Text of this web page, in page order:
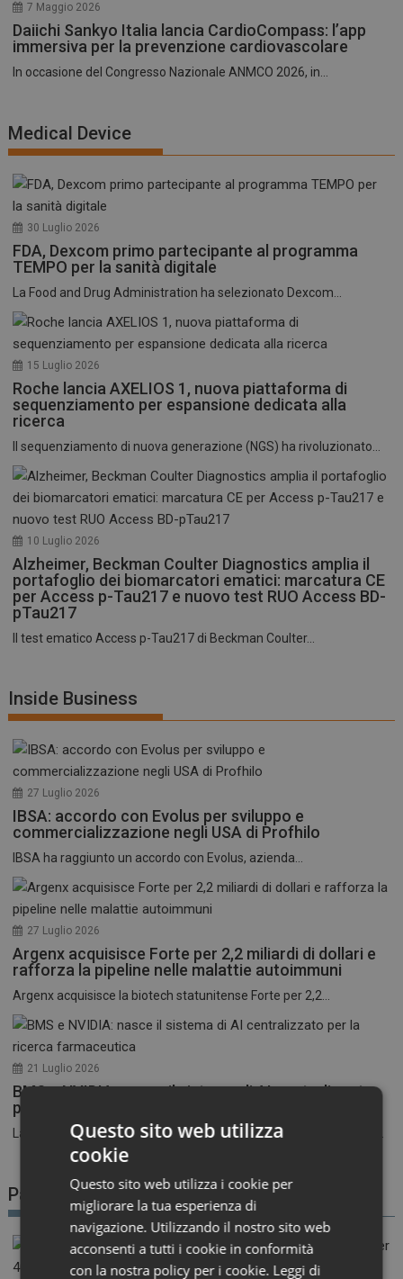
7 Maggio 2026
Daiichi Sankyo Italia lancia CardioCompass: l’app
immersiva per la prevenzione cardiovascolare
In occasione del Congresso Nazionale ANMCO 2026, in...
Medical Device
30 Luglio 2026
FDA, Dexcom primo partecipante al programma
TEMPO per la sanità digitale
La Food and Drug Administration ha selezionato Dexcom...
15 Luglio 2026
Roche lancia AXELIOS 1, nuova piattaforma di
sequenziamento per espansione dedicata alla
ricerca
Il sequenziamento di nuova generazione (NGS) ha rivoluzionato...
10 Luglio 2026
Alzheimer, Beckman Coulter Diagnostics amplia il
portafoglio dei biomarcatori ematici: marcatura CE
per Access p-Tau217 e nuovo test RUO Access BD-
pTau217
Il test ematico Access p-Tau217 di Beckman Coulter...
Inside Business
27 Luglio 2026
IBSA: accordo con Evolus per sviluppo e
commercializzazione negli USA di Profhilo
IBSA ha raggiunto un accordo con Evolus, azienda...
27 Luglio 2026
Argenx acquisisce Forte per 2,2 miliardi di dollari e
rafforza la pipeline nelle malattie autoimmuni
Argenx acquisisce la biotech statunitense Forte per 2,2...
21 Luglio 2026
BMS e NVIDIA: nasce il sistema di AI centralizzato
per la ricerca farmaceutica
La corsa all’intelligenza artificiale nel settore farmaceutico entra...
Patient Advocacy
Questo sito web utilizza
cookie
Questo sito web utilizza i cookie per
migliorare la tua esperienza di
navigazione. Utilizzando il nostro sito web
acconsenti a tutti i cookie in conformità
con la nostra policy per i cookie. Leggi di